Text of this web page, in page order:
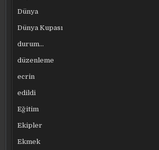
Dünya
Dünya Kupası
durum…
düzenleme
ecrin
edildi
Eğitim
Ekipler
Ekmek